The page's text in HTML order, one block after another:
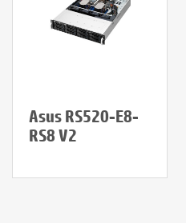
Asus RS520-E8-
RS8 V2